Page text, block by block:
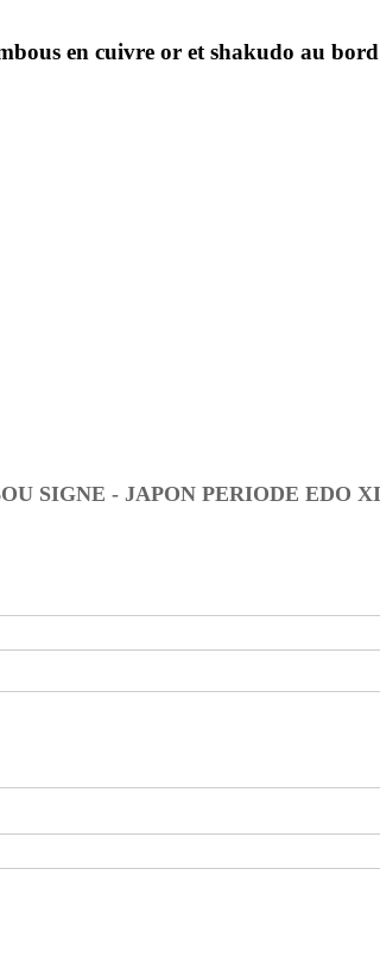
en cuivre or et shakudo au
SIGNE - JAPON PERIODE EDO